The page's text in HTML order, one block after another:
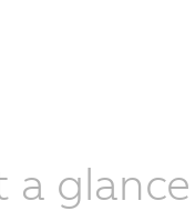
a glance